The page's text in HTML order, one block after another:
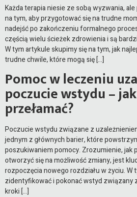
Każda terapia niesie ze sobą wyzwania,
na tym, aby przygotować się na trudne
nadejść po zakończeniu formalnego
częścią wielu ścieżek zdrowienia i są
W tym artykule skupimy się na tym, jak
trudne chwile, które mogą się […]
Pomoc w leczeniu
poczucie wstydu –
przełamać?
Poczucie wstydu związane z
jednym z głównych barier, które
poszukiwaniem pomocy. Zrozumienie, jak
otworzyć się na możliwość zmiany, jest
rozpoczęcia nowego rozdziału w życiu. W
zidentyfikować i pokonać wstyd związany
kroki […]